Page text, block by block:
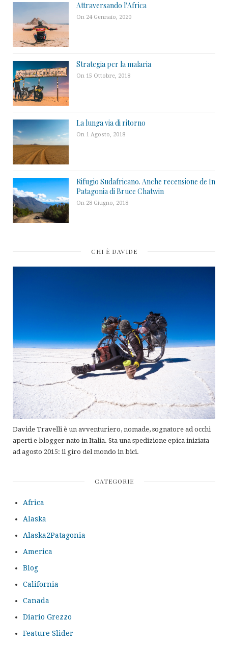
Attraversando l’Africa
On 24 Gennaio, 2020
Strategia per la malaria
On 15 Ottobre, 2018
La lunga via di ritorno
On 1 Agosto, 2018
Rifugio Sudafricano. Anche recensione de In
Patagonia di Bruce Chatwin
On 28 Giugno, 2018
CHI È DAVIDE
Davide Travelli è un avventuriero, nomade, sognatore ad occhi
aperti e blogger nato in Italia. Sta una spedizione epica iniziata
ad agosto 2015: il giro del mondo in bici.
CATEGORIE
Africa
Alaska
Alaska2Patagonia
America
Blog
California
Canada
Diario Grezzo
Feature Slider